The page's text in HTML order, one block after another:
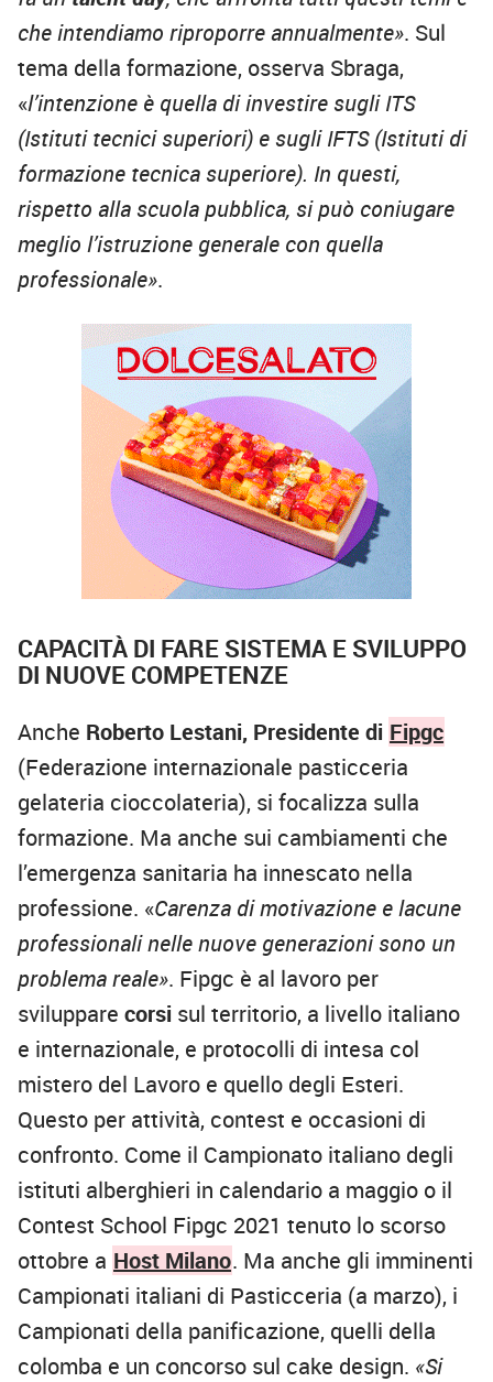
che intendiamo riproporre annualmente». Sul
tema della formazione, osserva Sbraga,
«l’intenzione è quella di investire sugli ITS
(Istituti tecnici superiori) e sugli IFTS (Istituti di
formazione tecnica superiore). In questi,
rispetto alla scuola pubblica, si può coniugare
meglio l’istruzione generale con quella
professionale».
CAPACITÀ DI FARE SISTEMA E SVILUPPO
DI NUOVE COMPETENZE
Anche Roberto Lestani, Presidente di Fipgc
(Federazione internazionale pasticceria
gelateria cioccolateria), si focalizza sulla
formazione. Ma anche sui cambiamenti che
l’emergenza sanitaria ha innescato nella
professione. «Carenza di motivazione e lacune
professionali nelle nuove generazioni sono un
problema reale». Fipgc è al lavoro per
sviluppare corsi sul territorio, a livello italiano
e internazionale, e protocolli di intesa col
mistero del Lavoro e quello degli Esteri.
Questo per attività, contest e occasioni di
confronto. Come il Campionato italiano degli
istituti alberghieri in calendario a maggio o il
Contest School Fipgc 2021 tenuto lo scorso
ottobre a Host Milano. Ma anche gli imminenti
Campionati italiani di Pasticceria (a marzo), i
Campionati della panificazione, quelli della
colomba e un concorso sul cake design. «Si